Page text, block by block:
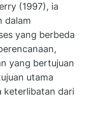
(1997), ia
dalam
yang berbeda
yang bertujuan
utama
keterlibatan dari